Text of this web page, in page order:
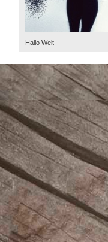
Hallo Welt